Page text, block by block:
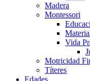
Madera
Montessori
Vida
Motricidad
Títeres
Edades